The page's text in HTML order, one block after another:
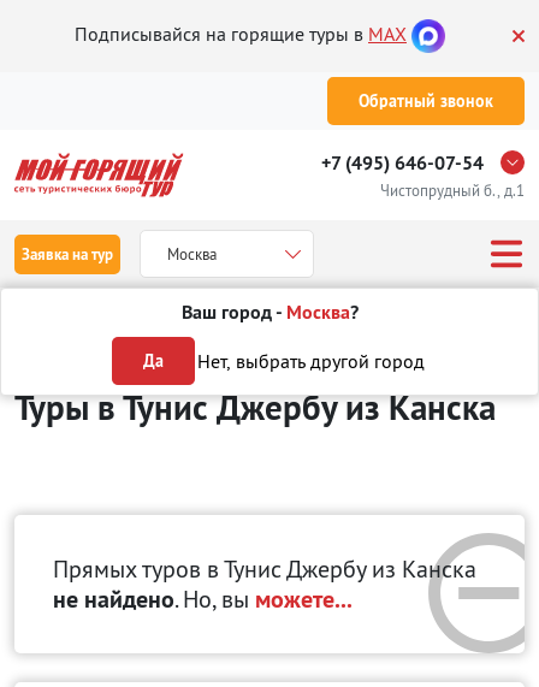
Подписывайся на горящие туры в MAX
Обратный звонок
+7 (495) 646-07-54
Чистопрудный б., д.1
Заявка на тур Москва
Ваш город - Москва?
Да Нет, выбрать другой город
Отдых в Тунисе Джерба
Туры в Тунис Джербуиз Канска
Прямых туров в Тунис Джербу из Канска
не найдено. Но, вы можете...